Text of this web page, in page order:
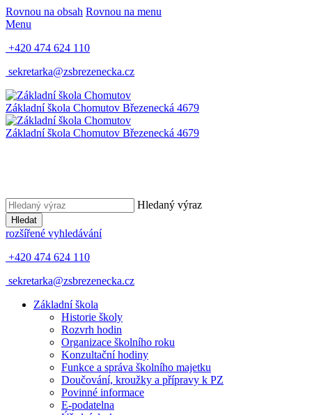
Rovnou na obsah Rovnou na menu
Menu
+420 474 624 110
sekretarka@zsbrezenecka.cz
Základní škola Chomutov Březenecká 4679
Základní škola Chomutov Březenecká 4679
Hledaný výraz
Hledat
rozšířené vyhledávání
+420 474 624 110
sekretarka@zsbrezenecka.cz
Základní škola
Historie školy
Rozvrh hodin
Organizace školního roku
Konzultační hodiny
Funkce a správa školního majetku
Doučování, kroužky a přípravy k PZ
Povinné informace
E-podatelna